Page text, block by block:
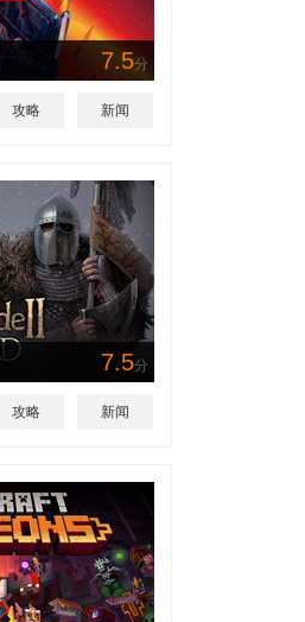
7.5分
攻略 新闻
7.5分
攻略 新闻